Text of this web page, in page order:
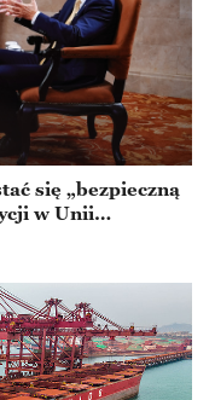
się „bezpieczną
w Unii